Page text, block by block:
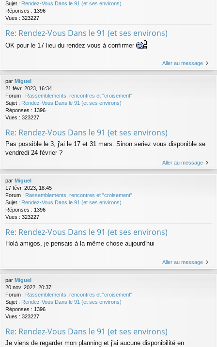
Sujet : Rendez-Vous Dans le 91 (et ses environs)
Réponses : 1396
Vues : 323227
Re: Rendez-Vous Dans le 91 (et ses environs)
OK pour le 17 lieu du rendez vous à confirmer
Aller au message
par Miguel
21 févr. 2023, 16:34
Forum : Rassemblements, rencontres et "croisement"
Sujet : Rendez-Vous Dans le 91 (et ses environs)
Réponses : 1396
Vues : 323227
Re: Rendez-Vous Dans le 91 (et ses environs)
Pas possible le 3, j'ai le 17 et 31 mars. Sinon seriez vous disponible se
vendredi 24 février ?
Aller au message
par Miguel
17 févr. 2023, 18:45
Forum : Rassemblements, rencontres et "croisement"
Sujet : Rendez-Vous Dans le 91 (et ses environs)
Réponses : 1396
Vues : 323227
Re: Rendez-Vous Dans le 91 (et ses environs)
Holà amigos, je pensais à la même chose aujourd'hui
Aller au message
par Miguel
20 nov. 2022, 20:37
Forum : Rassemblements, rencontres et "croisement"
Sujet : Rendez-Vous Dans le 91 (et ses environs)
Réponses : 1396
Vues : 323227
Re: Rendez-Vous Dans le 91 (et ses environs)
Je viens de regarder mon planning et j'ai aucune disponibilité en